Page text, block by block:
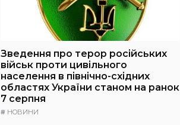
Зведення про терор російських
військ проти цивільного
населення в північно-східних
областях України станом на ранок
7 серпня
# НОВИНИ